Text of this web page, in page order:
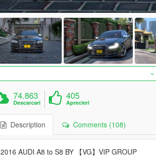
74.863
Descarcari
405
Aprecieri
Description Comments (108)
2016 AUDI A8 to S8 BY 【VG】VIP GROUP